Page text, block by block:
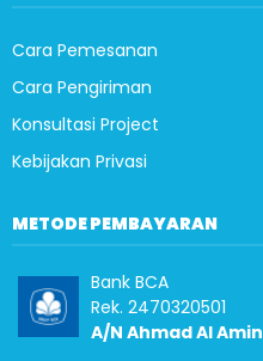
Cara Pemesanan
Cara Pengiriman
Konsultasi Project
Kebijakan Privasi
METODE PEMBAYARAN
Bank BCA
Rek. 2470320501
A/N Ahmad Al Amin